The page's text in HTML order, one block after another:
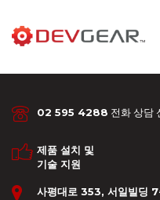
02 595 4288 전화 상담
제품 설치 및
기술 지원
사평대로 353, 서일빌딩 7